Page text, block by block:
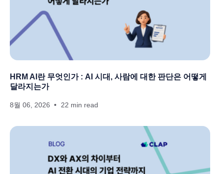
HRM AI란 무엇인가 : AI 시대, 사람에 대한 판단은 어떻게
달라지는가
8월 06, 2026 22 min read